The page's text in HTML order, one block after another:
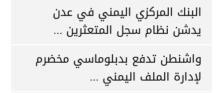
البنك المركزي اليمني في عدن
يدشن نظام سجل المتعثرين ...
واشنطن تدفع بدبلوماسي مخضرم
لإدارة الملف اليمني ...